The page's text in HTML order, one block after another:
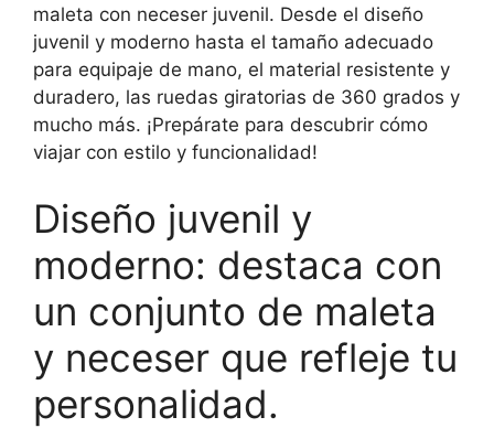
maleta con neceser juvenil. Desde el diseño
juvenil y moderno hasta el tamaño adecuado
para equipaje de mano, el material resistente y
duradero, las ruedas giratorias de 360 grados y
mucho más. ¡Prepárate para descubrir cómo
viajar con estilo y funcionalidad!
Diseño juvenil y
moderno: destaca con
un conjunto de maleta
y neceser que refleje tu
personalidad.